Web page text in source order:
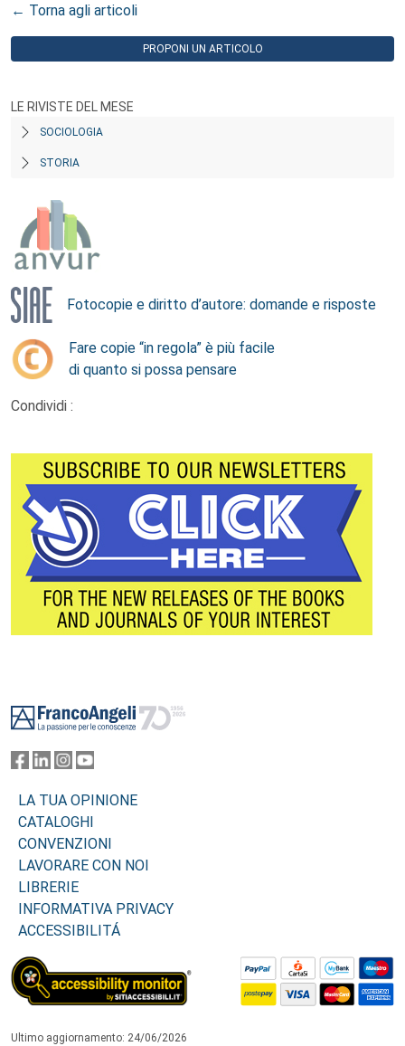
← Torna agli articoli
PROPONI UN ARTICOLO
LE RIVISTE DEL MESE
SOCIOLOGIA
STORIA
Fotocopie e diritto d’autore: domande e risposte
Fare copie “in regola” è più facile
di quanto si possa pensare
Condividi :
LA TUA OPINIONE
CATALOGHI
CONVENZIONI
LAVORARE CON NOI
LIBRERIE
INFORMATIVA PRIVACY
ACCESSIBILITÁ
Ultimo aggiornamento: 24/06/2026